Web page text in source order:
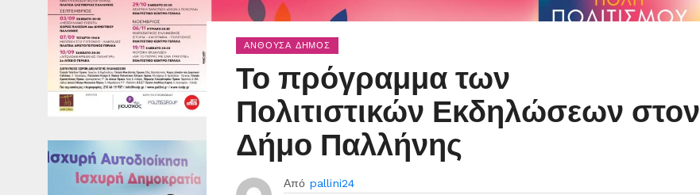
ΑΝΘΟΎΣΑ ΔΉΜΟΣ
Το πρόγραμμα των
Πολιτιστικών Εκδηλώσεων στον
Δήμο Παλλήνης
Από pallini24